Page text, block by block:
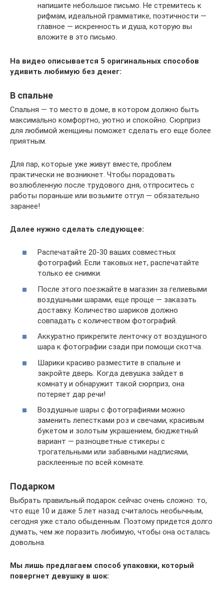
напишите небольшое письмо. Не стремитесь к
рифмам, идеальной грамматике, поэтичности —
главное — искренность и душа, которую вы
вложите в это письмо.
На видео описывается 5 оригинальных способов
удивить любимую без денег:
В спальне
Спальня — то место в доме, в котором должно быть
максимально комфортно, уютно и спокойно. Сюрприз
для любимой женщины поможет сделать его еще более
приятным.
Для пар, которые уже живут вместе, проблем
практически не возникнет. Чтобы порадовать
возлюбленную после трудового дня, отпроситесь с
работы пораньше или возьмите отгул — обязательно
заранее!
Далее нужно сделать следующее:
Распечатайте 20-30 ваших совместных
фотографий. Если таковых нет, распечатайте
только ее снимки.
После этого поезжайте в магазин за гелиевыми
воздушными шарами, еще проще — заказать
доставку. Количество шариков должно
совпадать с количеством фотографий.
Аккуратно прикрепите ленточку от воздушного
шара к фотографии сзади при помощи скотча.
Шарики красиво разместите в спальне и
закройте дверь. Когда девушка зайдет в
комнату и обнаружит такой сюрприз, она
потеряет дар речи!
Воздушные шары с фотографиями можно
заменить лепестками роз и свечами, красивым
букетом и золотым украшением, бюджетный
вариант — разноцветные стикеры с
трогательными или забавными надписями,
расклеенные по всей комнате.
Подарком
Выбрать правильный подарок сейчас очень сложно: то,
что еще 10 и даже 5 лет назад считалось необычным,
сегодня уже стало обыденным. Поэтому придется долго
думать, чем же поразить любимую, чтобы она осталась
довольна.
Мы лишь предлагаем способ упаковки, который
повергнет девушку в шок: